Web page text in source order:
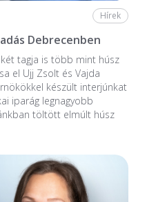
Hírek
Debrecenben
tagja is több mint húsz
el Ujj Zsolt és Vajda
készült interjúnkat
iparág legnagyobb
töltött elmúlt húsz